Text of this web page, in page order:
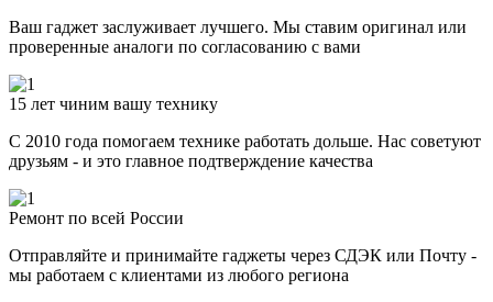
Ваш гаджет заслуживает лучшего. Мы ставим оригинал или
проверенные аналоги по согласованию с вами
15 лет чиним вашу технику
С 2010 года помогаем технике работать дольше. Нас советуют
друзьям - и это главное подтверждение качества
Ремонт по всей России
Отправляйте и принимайте гаджеты через СДЭК или Почту -
мы работаем с клиентами из любого региона